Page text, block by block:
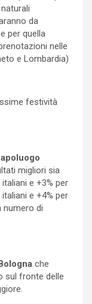
da
per quella
nelle
e Lombardia)
festività
migliori sia
e +3% per
e +4% per
numero di
che
sul fronte delle